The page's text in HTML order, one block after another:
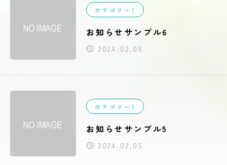
カテゴリー1
お知らせサンプル6
2024.02.05
カテゴリー1
お知らせサンプル5
2024.02.05